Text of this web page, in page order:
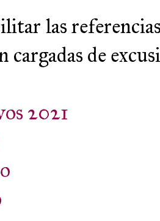
las
cargadas de
2021